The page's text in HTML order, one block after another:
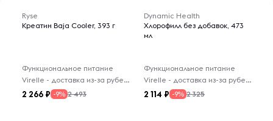
Ryse
Креатин Baja Cooler, 393 г
Функциональное питание
Virelle - доставка из-за рубежа
2 266 -9% 2 493
Dynamic Health
Хлорофилл без добавок, 473
мл
Функциональное питание
Virelle - доставка из-за рубежа
2 114 -9% 2 325